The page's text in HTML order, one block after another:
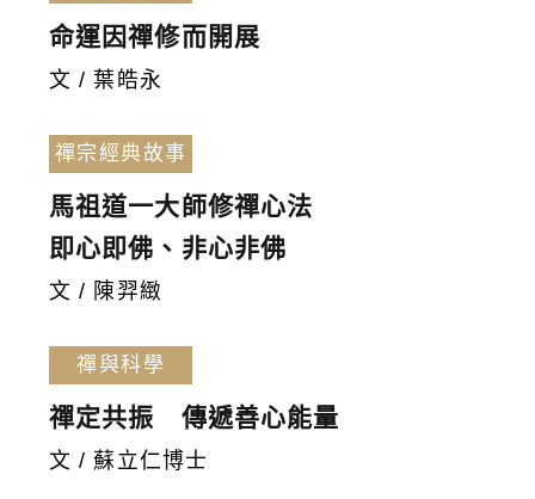
命運因禪修而開展
文 / 葉皓永
禪宗經典故事
馬祖道一大師修禪心法
即心即佛、非心非佛
文 / 陳羿緻
禪與科學
禪定共振 傳遞善心能量
文 / 蘇立仁博士